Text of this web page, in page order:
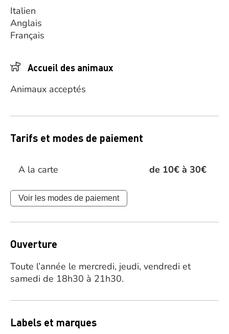
Italien
Anglais
Français
Accueil des animaux
Animaux acceptés
Tarifs et modes de paiement
A la carte de 10€ à 30€
Voir les modes de paiement
Ouverture
Toute l’année le mercredi, jeudi, vendredi et
samedi de 18h30 à 21h30.
Labels et marques